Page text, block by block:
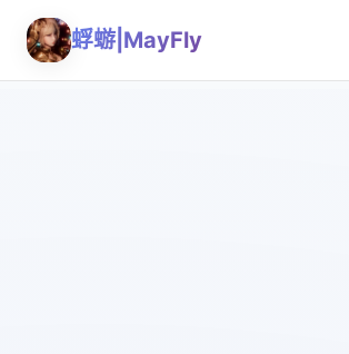
蜉蝣|MayFly